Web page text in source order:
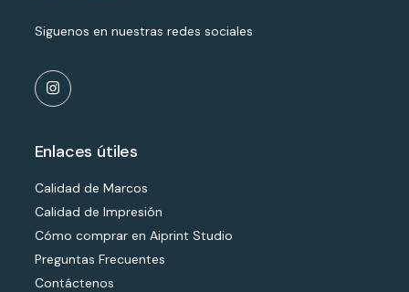
Siguenos en nuestras redes sociales
Enlaces útiles
Calidad de Marcos
Calidad de Impresión
Cómo comprar en Aiprint Studio
Preguntas Frecuentes
Contáctenos